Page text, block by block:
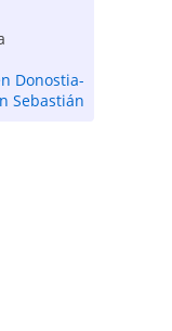
Donostia-
Sebastián